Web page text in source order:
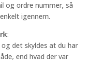
og ordre nummer, så
igennem.
:
det skyldes at du har
end hvad der var